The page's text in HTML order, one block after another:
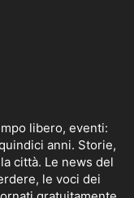
libero, eventi:
anni. Storie,
città. Le news del
le voci dei